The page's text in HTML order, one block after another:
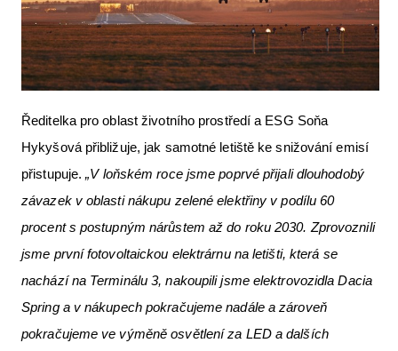
Ředitelka pro oblast životního prostředí a ESG Soňa
Hykyšová přibližuje, jak samotné letiště ke snižování emisí
přistupuje.„V loňském roce jsme poprvé přijali dlouhodobý
závazek v oblasti nákupu zelené elektřiny v podílu 60
procent s postupným nárůstem až do roku 2030. Zprovoznili
jsme první fotovoltaickou elektrárnu na letišti, která se
nachází na Terminálu 3, nakoupili jsme elektrovozidla Dacia
Spring a v nákupech pokračujeme nadále a zároveň
pokračujeme ve výměně osvětlení za LED a dalších